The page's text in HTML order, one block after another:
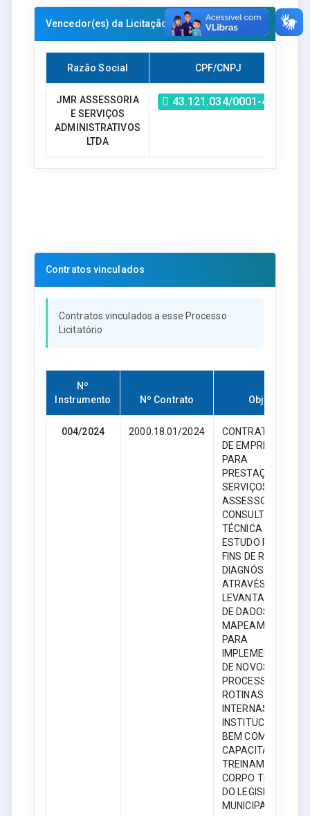
Vencedor(es) da Licitação
Razão Social CPF/CNPJ
JMR ASSESSORIA
E SERVIÇOS
ADMINISTRATIVOS
LTDA
43.121.034/0001-47
Contratos vinculados
Contratos vinculados a esse Processo
Licitatório
Nº
Instrumento
Nº Contrato Objeto
004/2024 2000.18.01/2024
CONTRATAÇÃO
DE EMPRESA
PARA
PRESTAÇÃO DE
SERVIÇOS DE
ASSESSORIA E
CONSULTORIA
TÉCNICA DE
ESTUDO PARA
FINS DE REALIZAR
DIAGNÓSTICOS,
ATRAVÉS DE
LEVANTAMENTOS
DE DADOS E
MAPEAMENTOS
PARA
IMPLEMENTAÇÃO
DE NOVOS
PROCESSOS DE
ROTINAS
INTERNAS E
INSTITUCIONAIS,
BEM COMO
CAPACITAÇÃO E
TREINAMENTO DE
CORPO TÉCNICO
DO LEGISLATIVO
MUNICIPAL